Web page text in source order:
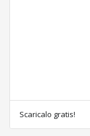
Scaricalo gratis!